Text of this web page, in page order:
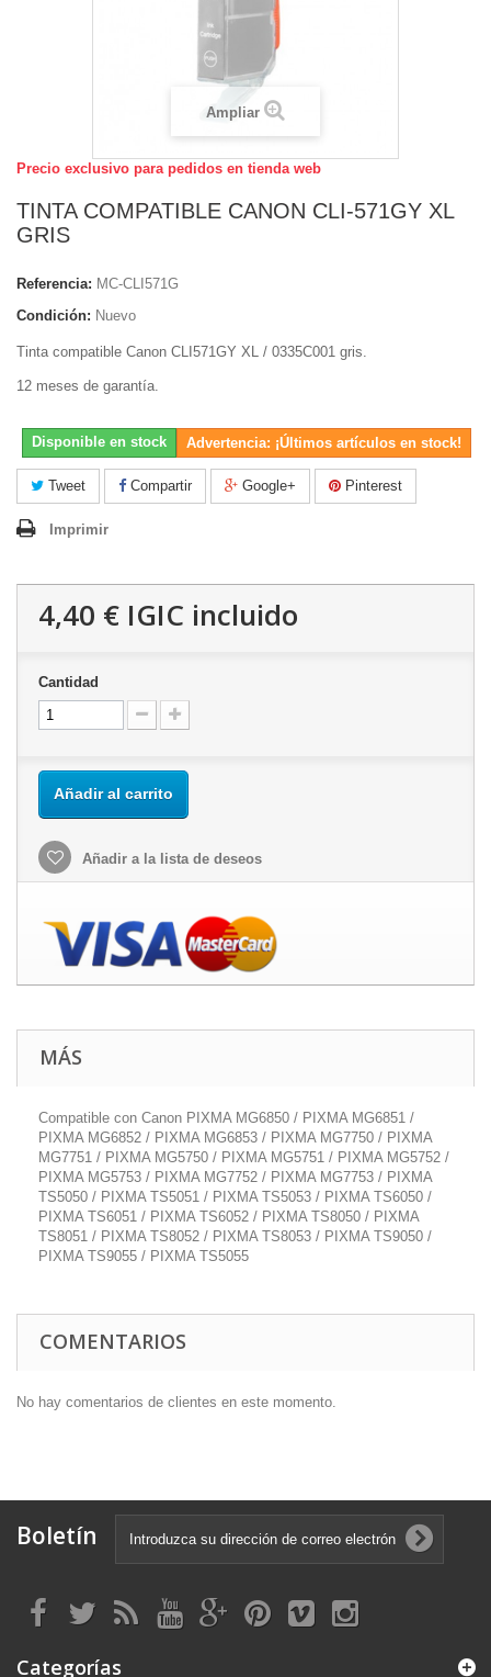
Ampliar
Precio exclusivo para pedidos en tienda web
TINTA COMPATIBLE CANON CLI-571GY XL
GRIS
Referencia: MC-CLI571G
Condición: Nuevo
Tinta compatible Canon CLI571GY XL / 0335C001 gris.
12 meses de garantía.
Disponible en stock Advertencia: ¡Últimos artículos en stock!
Tweet Compartir Google+ Pinterest
Imprimir
4,40 € IGIC incluido
Cantidad
Añadir al carrito
Añadir a la lista de deseos
MÁS
Compatible con Canon PIXMA MG6850 / PIXMA MG6851 /
PIXMA MG6852 / PIXMA MG6853 / PIXMA MG7750 / PIXMA
MG7751 / PIXMA MG5750 / PIXMA MG5751 / PIXMA MG5752 /
PIXMA MG5753 / PIXMA MG7752 / PIXMA MG7753 / PIXMA
TS5050 / PIXMA TS5051 / PIXMA TS5053 / PIXMA TS6050 /
PIXMA TS6051 / PIXMA TS6052 / PIXMA TS8050 / PIXMA
TS8051 / PIXMA TS8052 / PIXMA TS8053 / PIXMA TS9050 /
PIXMA TS9055 / PIXMA TS5055
COMENTARIOS
No hay comentarios de clientes en este momento.
Boletín
Categorías